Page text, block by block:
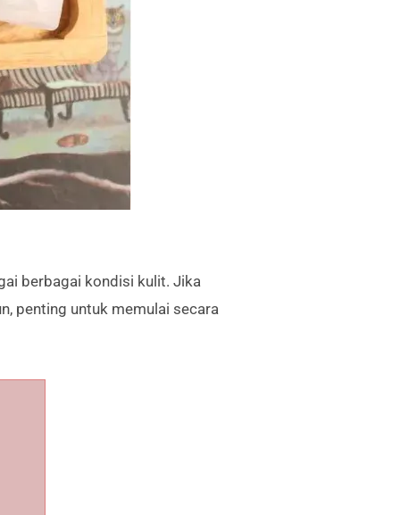
berbagai kondisi kulit. Jika
penting untuk memulai secara